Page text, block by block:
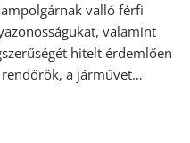
valló férfi
valamint
hitelt érdemlően
a járművet…